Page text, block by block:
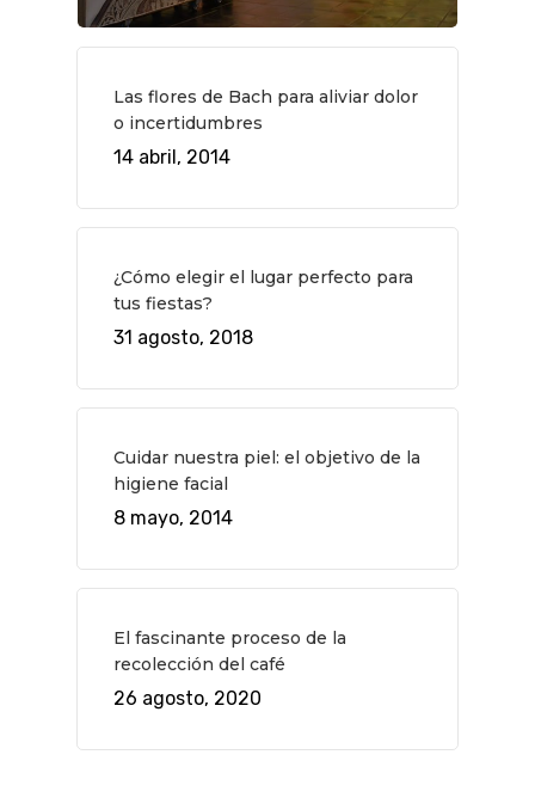
Las flores de Bach para aliviar dolor
o incertidumbres
14 abril, 2014
¿Cómo elegir el lugar perfecto para
tus fiestas?
31 agosto, 2018
Cuidar nuestra piel: el objetivo de la
higiene facial
8 mayo, 2014
El fascinante proceso de la
recolección del café
26 agosto, 2020